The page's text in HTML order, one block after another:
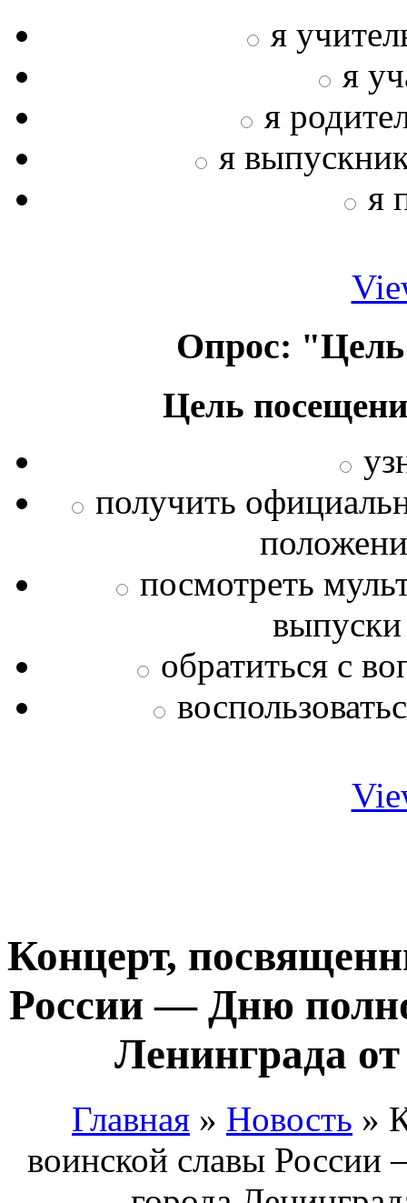
я
я
я
я
я
Опрос:
Цель
получить
посмотреть
обратиться с
Концерт,
России — Дню
Ленинграда
Главная » Новость »
воинской славы